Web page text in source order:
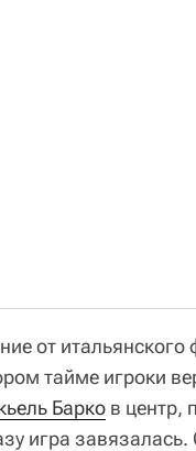
от итальянского
тайме игроки
Барко в
игра